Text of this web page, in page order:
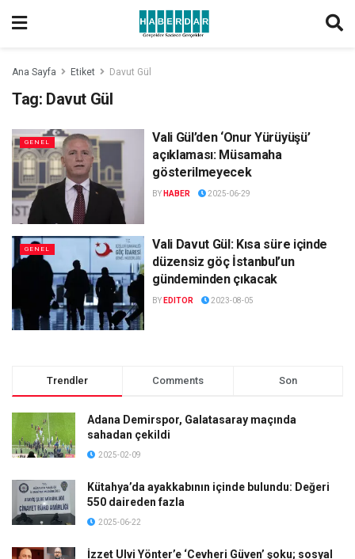
Ana Sayfa Etiket Davut Gül
Tag: Davut Gül
GENEL
Vali Gül’den ‘Onur Yürüyüşü’
açıklaması: Müsamaha
gösterilmeyecek
BY HABER 2025-06-29
GENEL
Vali Davut Gül: Kısa süre içinde
düzensiz göç İstanbul’un
gündeminden çıkacak
BY EDITOR 2023-08-05
Trendler Comments Son
Adana Demirspor, Galatasaray maçında
sahadan çekildi
2025-02-09
Kütahya’da ayakkabının içinde bulundu: Değeri
550 daireden fazla
2025-06-22
İzzet Ulvi Yönter’e ‘Cevheri Güven’ şoku; sosyal